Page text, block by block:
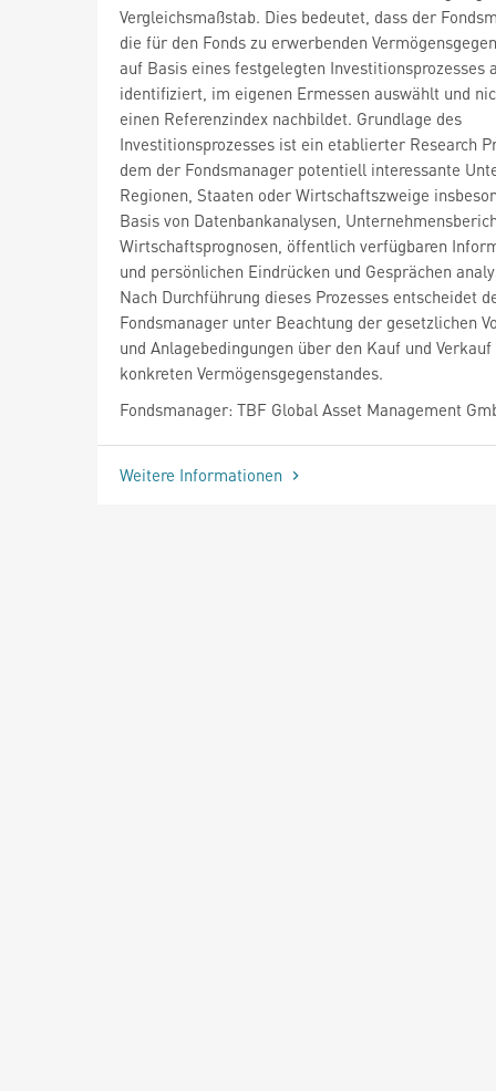
Vergleichsmaßstab. Dies bedeutet, dass der
die für den Fonds zu erwerbenden
auf Basis eines festgelegten Investitionsprozesses
identifiziert, im eigenen Ermessen auswählt und
einen Referenzindex nachbildet. Grundlage des
Investitionsprozesses ist ein etablierter Research
dem der Fondsmanager potentiell interessante
Regionen, Staaten oder Wirtschaftszweige
Basis von Datenbankanalysen,
Wirtschaftsprognosen, öffentlich verfügbaren
und persönlichen Eindrücken und Gesprächen
Nach Durchführung dieses Prozesses entscheidet
Fondsmanager unter Beachtung der gesetzlichen
und Anlagebedingungen über den Kauf und Verkauf
konkreten Vermögensgegenstandes.
Fondsmanager: TBF Global Asset Management
Weitere Informationen